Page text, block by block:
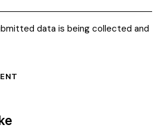
data is being collected and